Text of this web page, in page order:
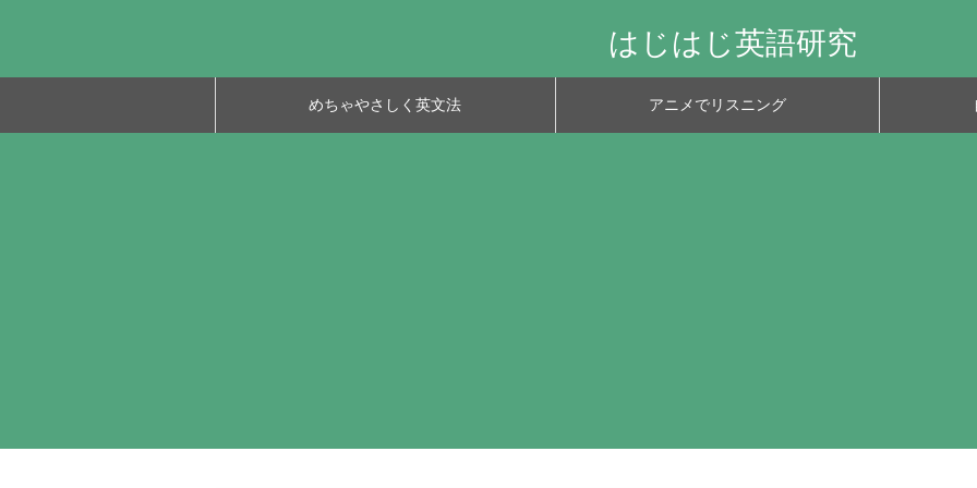
はじはじ英語研究
めちゃやさしく英文法 アニメでリスニング